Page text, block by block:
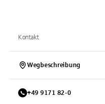
Kontakt
Wegbeschreibung
+49 9171 82-0